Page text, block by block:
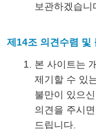
보관하겠습니
제14조 의견수렴 및
본 사이트는
제기할 수 있
불만이 있으
의견을 주시
드립니다.